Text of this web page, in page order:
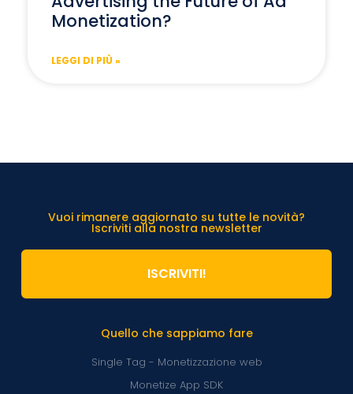
Monetization?
LEGGI DI PIÙ »
Quello che sappiamo fare
Single Tag - Monetizzazione web
Monetize App SDK
Vuoi rimanere aggiornato su tutte le novità?
Iscriviti alla nostra newsletter
ISCRIVITI!